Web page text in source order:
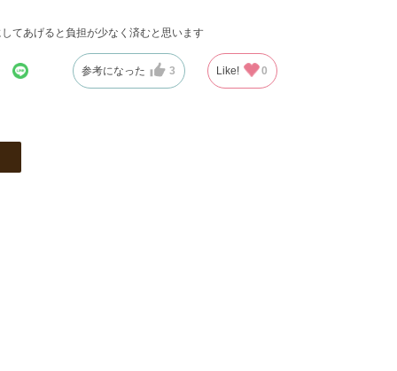
てあげると負担が少なく済むと思います
参考になった 3 Like! 0